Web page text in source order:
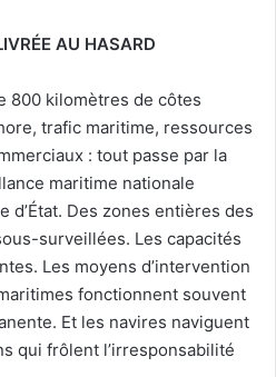
AU HASARD
800 kilomètres de côtes
trafic maritime, ressources
: tout passe par la
maritime nationale
d’État. Des zones entières des
surveillées. Les capacités
Les moyens d’intervention
fonctionnent souvent
Et les navires naviguent
qui frôlent l’irresponsabilité